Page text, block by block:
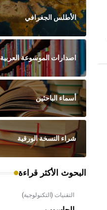
الأطلس الجغرافي
اصدارات الموسوعة العربية
أسماء الباحثين
شراء النسخة الورقية
البحوث الأكثر قراءة
التقنيات (التكنولوجية)